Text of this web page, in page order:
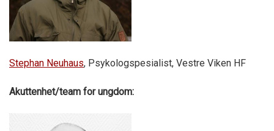
Stephan Neuhaus, Psykologspesialist, Vestre Viken HF
Akuttenhet/team for ungdom: